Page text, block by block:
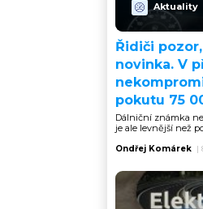
Aktuality
Řidiči
novinka. V
pokutu 75
Dálniční známka
je ale levnější než
Ondřej Komárek |